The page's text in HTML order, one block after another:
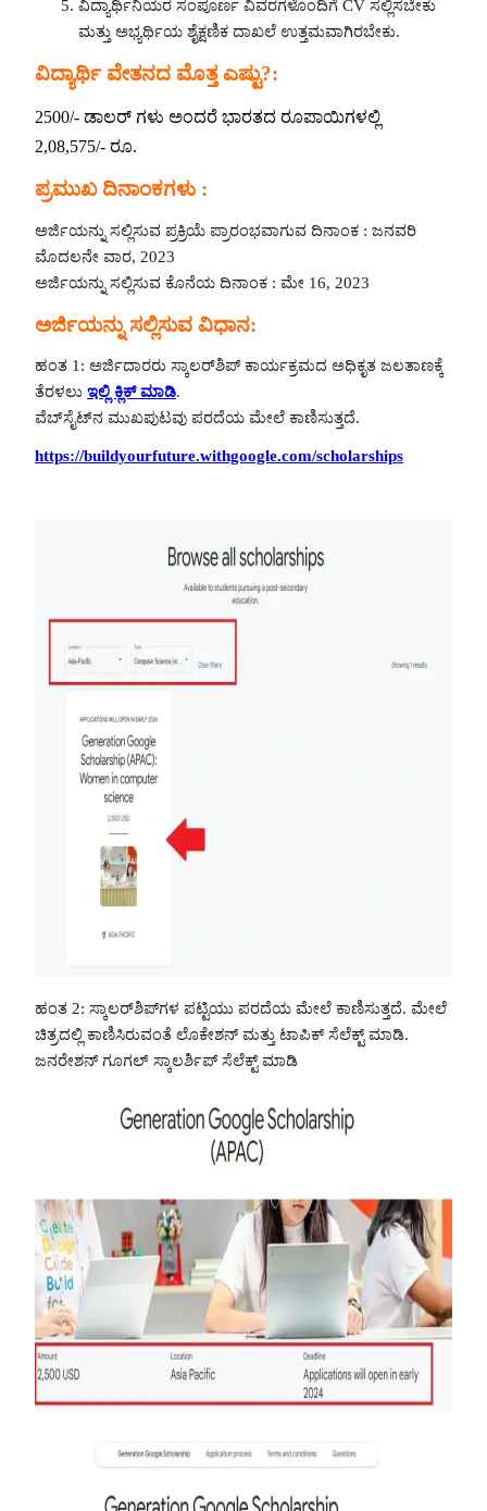
ವಿದ್ಯಾರ್ಥಿನಿಯರ ಸಂಪೂರ್ಣ ವಿವರಗಳೊಂದಿಗೆ CV ಸಲ್ಲಿಸಬೇಕು
ಮತ್ತು ಅಭ್ಯರ್ಥಿಯ ಶೈಕ್ಷಣಿಕ ದಾಖಲೆ ಉತ್ತಮವಾಗಿರಬೇಕು.
ವಿದ್ಯಾರ್ಥಿ ವೇತನದ ಮೊತ್ತ ಎಷ್ಟು?:
2500/- ಡಾಲರ್ ಗಳು ಅಂದರೆ ಭಾರತದ ರೂಪಾಯಿಗಳಲ್ಲಿ
2,08,575/- ರೂ.
ಪ್ರಮುಖ ದಿನಾಂಕಗಳು :
ಅರ್ಜಿಯನ್ನು ಸಲ್ಲಿಸುವ ಪ್ರಕ್ರಿಯೆ ಪ್ರಾರಂಭವಾಗುವ ದಿನಾಂಕ : ಜನವರಿ
ಮೊದಲನೇ ವಾರ, 2023
ಅರ್ಜಿಯನ್ನು ಸಲ್ಲಿಸುವ ಕೊನೆಯ ದಿನಾಂಕ : ಮೇ 16, 2023
ಅರ್ಜಿಯನ್ನು ಸಲ್ಲಿಸುವ ವಿಧಾನ:
ಹಂತ 1: ಅರ್ಜಿದಾರರು ಸ್ಕಾಲರ್‌ಶಿಪ್ ಕಾರ್ಯಕ್ರಮದ ಅಧಿಕೃತ ಜಲತಾಣಕ್ಕೆ
ತೆರಳಲು ಇಲ್ಲಿ ಕ್ಲಿಕ್ ಮಾಡಿ.
ವೆಬ್‌ಸೈಟ್‌ನ ಮುಖಪುಟವು ಪರದೆಯ ಮೇಲೆ ಕಾಣಿಸುತ್ತದೆ.
https://buildyourfuture.withgoogle.com/scholarships
ಹಂತ 2: ಸ್ಕಾಲರ್‌ಶಿಪ್‌ಗಳ ಪಟ್ಟಿಯು ಪರದೆಯ ಮೇಲೆ ಕಾಣಿಸುತ್ತದೆ. ಮೇಲೆ
ಚಿತ್ರದಲ್ಲಿ ಕಾಣಿಸಿರುವಂತೆ ಲೊಕೇಶನ್ ಮತ್ತು ಟಾಪಿಕ್ ಸೆಲೆಕ್ಟ್ ಮಾಡಿ.
ಜನರೇಶನ್ ಗೂಗಲ್ ಸ್ಕಾಲರ್ಶಿಪ್ ಸೆಲೆಕ್ಟ್ ಮಾಡಿ